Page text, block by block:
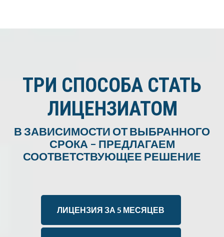
ТРИ СПОСОБА СТАТЬ
ЛИЦЕНЗИАТОМ
В ЗАВИСИМОСТИ ОТ ВЫБРАННОГО
СРОКА – ПРЕДЛАГАЕМ
СООТВЕТСТВУЮЩЕЕ РЕШЕНИЕ
ЛИЦЕНЗИЯ ЗА 5 МЕСЯЦЕВ